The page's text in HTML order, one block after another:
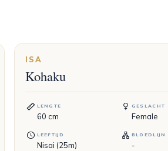
ISA
Kohaku
LENGTE
60 cm
GESLACHT
Female
LEEFTIJD
Nisai (25m)
BLOEDLIJN
-